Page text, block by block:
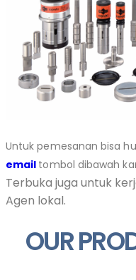
Untuk pemesanan bisa
email tombol dibawah
Terbuka juga untuk
Agen lokal.
OUR